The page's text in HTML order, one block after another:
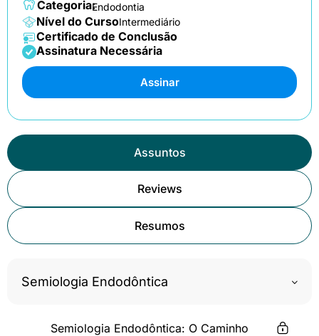
Categoria:Endodontia
Nível do CursoIntermediário
Certificado de Conclusão
Assinatura Necessária
Assinar
Assuntos
Reviews
Resumos
Semiologia Endodôntica
Semiologia Endodôntica: O Caminho